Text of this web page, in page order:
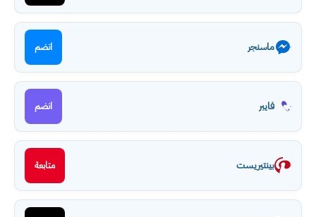
ماسنجر انضم
فايبر انضم
بينتيريست متابعة